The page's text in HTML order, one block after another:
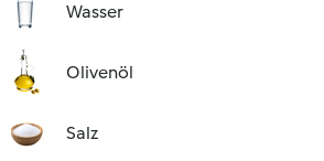
Wasser
Olivenöl
Salz